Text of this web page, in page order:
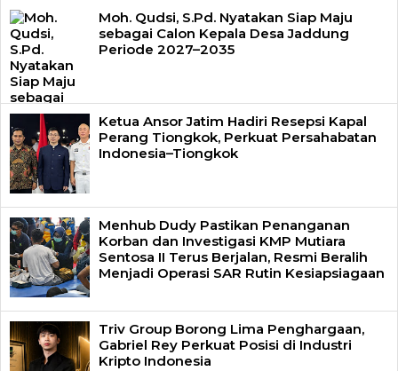
Moh. Qudsi, S.Pd. Nyatakan Siap Maju
sebagai Calon Kepala Desa Jaddung
Periode 2027–2035
Ketua Ansor Jatim Hadiri Resepsi Kapal
Perang Tiongkok, Perkuat Persahabatan
Indonesia–Tiongkok
Menhub Dudy Pastikan Penanganan
Korban dan Investigasi KMP Mutiara
Sentosa II Terus Berjalan, Resmi Beralih
Menjadi Operasi SAR Rutin Kesiapsiagaan
Triv Group Borong Lima Penghargaan,
Gabriel Rey Perkuat Posisi di Industri
Kripto Indonesia